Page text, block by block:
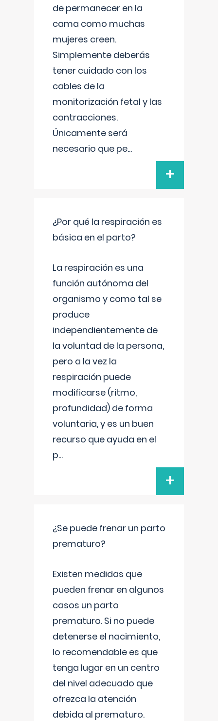
de permanecer en la
cama como muchas
mujeres creen.
Simplemente deberás
tener cuidado con los
cables de la
monitorización fetal y las
contracciones.
Únicamente será
necesario que pe...
+
¿Por qué la respiración es
básica en el parto?
La respiración es una
función autónoma del
organismo y como tal se
produce
independientemente de
la voluntad de la persona,
pero a la vez la
respiración puede
modificarse (ritmo,
profundidad) de forma
voluntaria, y es un buen
recurso que ayuda en el
p...
+
¿Se puede frenar un parto
prematuro?
Existen medidas que
pueden frenar en algunos
casos un parto
prematuro. Si no puede
detenerse el nacimiento,
lo recomendable es que
tenga lugar en un centro
del nivel adecuado que
ofrezca la atención
debida al prematuro.